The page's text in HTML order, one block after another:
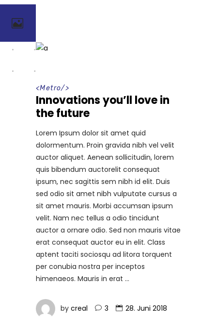
<Metro/>
Innovations you’ll love in
the future
Lorem Ipsum dolor sit amet quid
dolormentum. Proin gravida nibh vel velit
auctor aliquet. Aenean sollicitudin, lorem
quis bibendum auctorelit consequat
ipsum, nec sagittis sem nibh id elit. Duis
sed odio sit amet nibh vulputate cursus a
sit amet mauris. Morbi accumsan ipsum
velit. Nam nec tellus a odio tincidunt
auctor a ornare odio. Sed non mauris vitae
erat consequat auctor eu in elit. Class
aptent taciti sociosqu ad litora torquent
per conubia nostra per inceptos
himenaeos. Mauris in erat
by creal 3 28. Juni 2018